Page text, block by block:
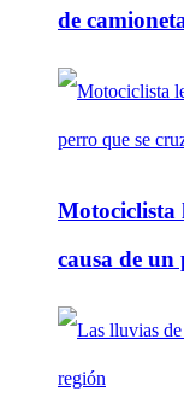
de
Motociclista
causa de un